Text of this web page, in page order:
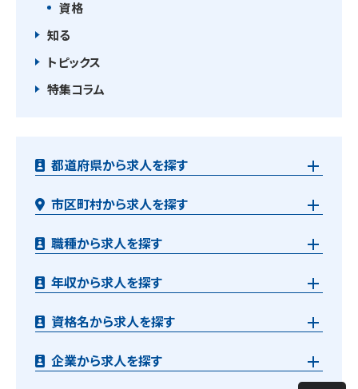
資格
知る
トピックス
特集コラム
都道府県から求人を探す
市区町村から求人を探す
職種から求人を探す
年収から求人を探す
資格名から求人を探す
企業から求人を探す